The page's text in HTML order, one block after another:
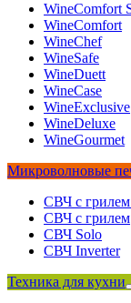
WineComfort
WineComfort
WineChef
WineSafe
WineDuett
WineCase
WineExclusive
WineDeluxe
WineGourmet
Микроволновые
СВЧ с
СВЧ с грилем
СВЧ Solo
СВЧ Inverter
Техника для кухни